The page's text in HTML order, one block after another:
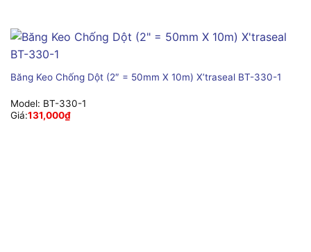
Băng Keo Chống Dột (2″ = 50mm X 10m) X’traseal BT-330-1
Model: BT-330-1
Giá:131,000₫